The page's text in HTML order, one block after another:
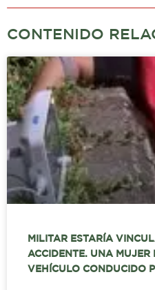
CONTENIDO
MILITAR ESTARÍA
ACCIDENTE. UNA MUJER
VEHÍCULO CONDUCIDO